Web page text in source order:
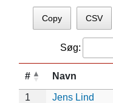
Copy CSV
Søg:
# Navn
1 Jens Lind